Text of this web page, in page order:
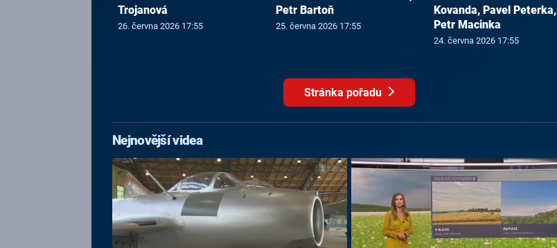
Trojanová
26. června 2026 17:55
Petr Bartoň
25. června 2026 17:55
Kovanda, Pavel Peterka,
Petr Macinka
24. června 2026 17:55
Stránka pořadu
Nejnovější videa